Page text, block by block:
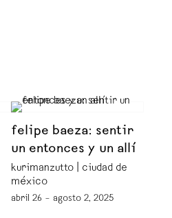
felipe baeza: sentir
un entonces y un allí
kurimanzutto | ciudad de
méxico
abril 26 – agosto 2, 2025